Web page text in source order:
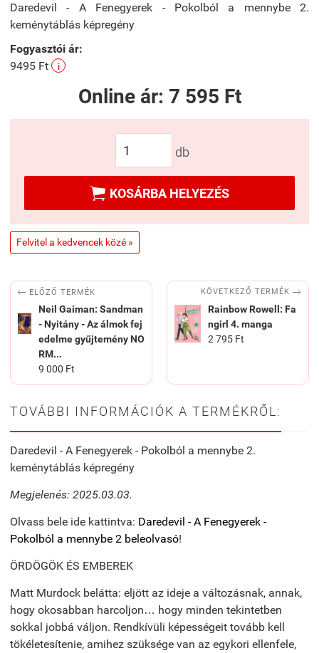
Daredevil - A Fenegyerek - Pokolból a mennybe 2.
keménytáblás képregény
Fogyasztói ár:
9495 Ft
i
Online ár: 7 595 Ft
db
 KOSÁRBA HELYEZÉS
Felvitel a kedvencek közé »
 ELŐZŐ TERMÉK
Neil Gaiman: Sandman
- Nyitány - Az álmok fej
edelme gyűjtemény NO
RM...
9 000 Ft
KÖVETKEZŐ TERMÉK 
Rainbow Rowell: Fa
ngirl 4. manga
2 795 Ft
TOVÁBBI INFORMÁCIÓK A TERMÉKRŐL:
Daredevil - A Fenegyerek - Pokolból a mennybe 2.
keménytáblás képregény
Megjelenés: 2025.03.03.
Olvass bele ide kattintva: Daredevil - A Fenegyerek -
Pokolból a mennybe 2 beleolvasó!
ÖRDÖGÖK ÉS EMBEREK
Matt Murdock belátta: eljött az ideje a változásnak, annak,
hogy okosabban harcoljon… hogy minden tekintetben
sokkal jobbá váljon. Rendkívüli képességeit tovább kell
tökéletesítenie, amihez szüksége van az egykori ellenfele,